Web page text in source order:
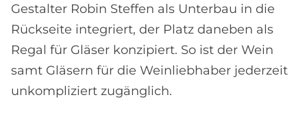
Gestalter Robin Steffen als Unterbau in die
Rückseite integriert, der Platz daneben als
Regal für Gläser konzipiert. So ist der Wein
samt Gläsern für die Weinliebhaber jederzeit
unkompliziert zugänglich.